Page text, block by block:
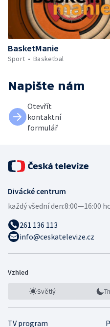
BasketManie
Sport
Basketbal
Napište nám
Otevřít
kontaktní
formulář
Divácké centrum
každý všední den:8:00—16:00
261 136 113
info@ceskatelevize.cz
Vzhled
Světlý
TV program